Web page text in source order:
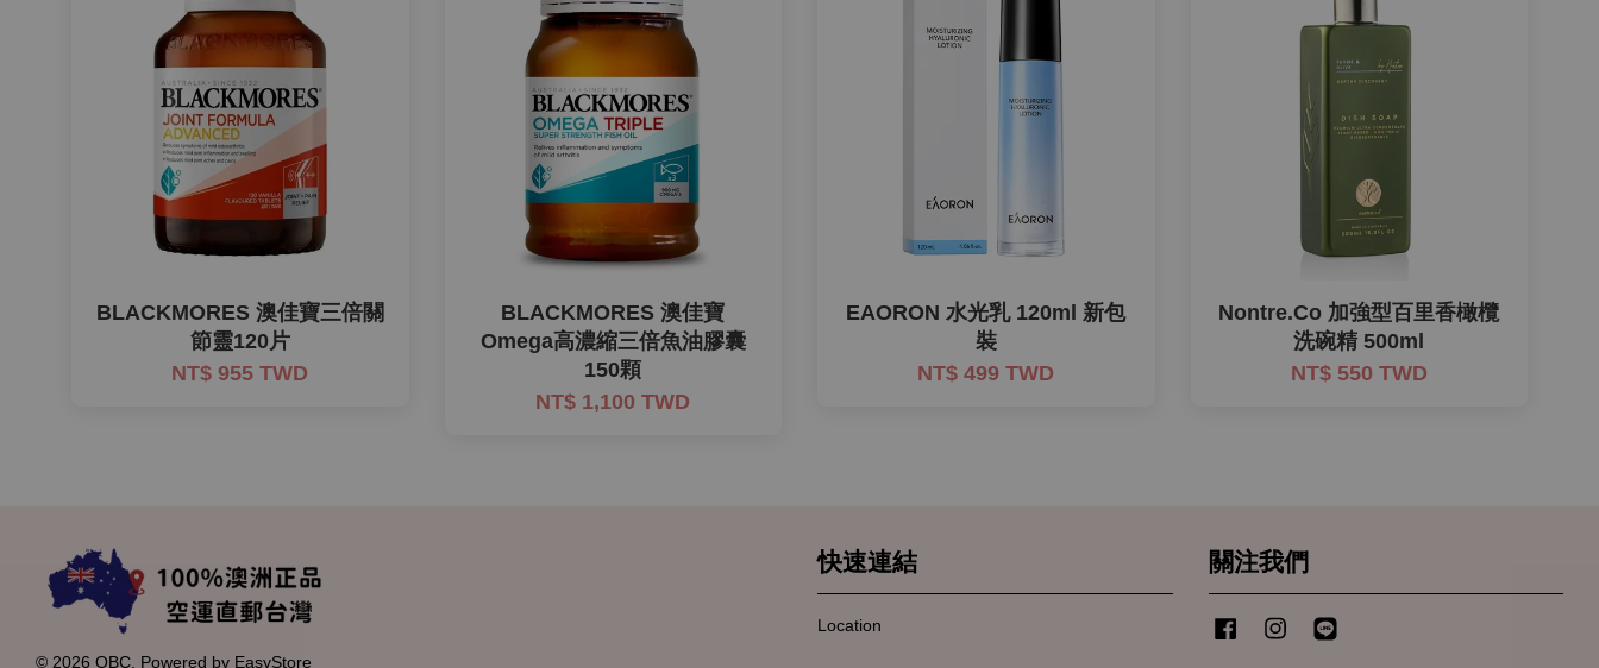
BLACKMORES 澳佳寶三倍關
節靈120片
NT$ 955 TWD
BLACKMORES 澳佳寶
Omega高濃縮三倍魚油膠囊
150顆
NT$ 1,100 TWD
EAORON 水光乳 120ml 新包
裝
NT$ 499 TWD
Nontre.Co 加強型百里香橄欖
洗碗精 500ml
NT$ 550 TWD
© 2026 OBC. Powered by EasyStore
快速連結
Location
關注我們
FacebookInstagram